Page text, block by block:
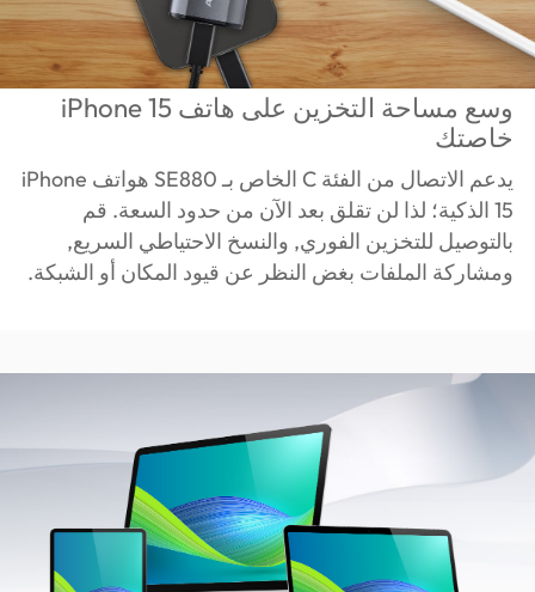
وسع مساحة التخزين على هاتف iPhone 15
خاصتك
يدعم الاتصال من الفئة C الخاص بـ SE880 هواتف iPhone
15 الذكية؛ لذا لن تقلق بعد الآن من حدود السعة. قم
بالتوصيل للتخزين الفوري, والنسخ الاحتياطي السريع,
ومشاركة الملفات بغض النظر عن قيود المكان أو الشبكة.